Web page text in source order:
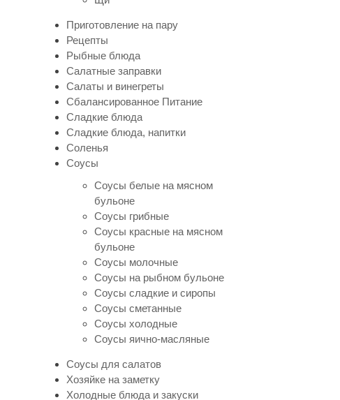
Приготовление на пару
Рецепты
Рыбные блюда
Салатные заправки
Салаты и винегреты
Сбалансированное Питание
Сладкие блюда
Сладкие блюда, напитки
Соленья
Соусы
Соусы белые на мясном
бульоне
Соусы грибные
Соусы красные на мясном
бульоне
Соусы молочные
Соусы на рыбном бульоне
Соусы сладкие и сиропы
Соусы сметанные
Соусы холодные
Соусы яично-масляные
Соусы для салатов
Хозяйке на заметку
Холодные блюда и закуски